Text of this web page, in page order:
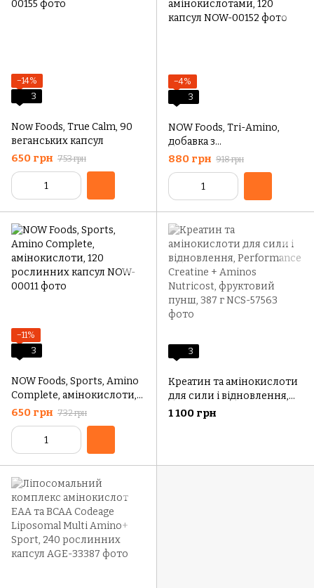
−14%
3
Now Foods, True Calm, 90
веганських капсул
650 грн 753 грн
−4%
3
NOW Foods, Tri-Amino,
добавка з
амінокислотами, 120
капсул
880 грн 918 грн
−11%
3
NOW Foods, Sports, Amino
Complete, амінокислоти,
120 рослинних капсул
650 грн 732 грн
3
Креатин та амінокислоти
для сили і відновлення,
Performance Creatine +
1 100 грн